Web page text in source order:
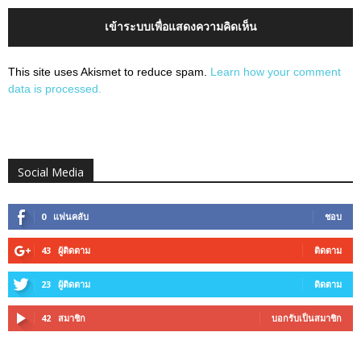
เข้าระบบเพื่อแสดงความคิดเห็น
This site uses Akismet to reduce spam. Learn how your comment
data is processed.
Social Media
0 แฟนคลับ ชอบ
43 ผู้ติดตาม ติดตาม
23 ผู้ติดตาม ติดตาม
42 สมาชิก บอกรับเป็นสมาชิก